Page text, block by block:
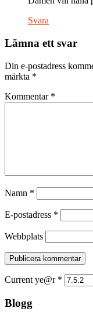
Svara
Lämna ett svar
Din e-postadress
märkta *
Kommentar *
Namn *
E-postadress *
Webbplats
Current ye@r *
Blogg